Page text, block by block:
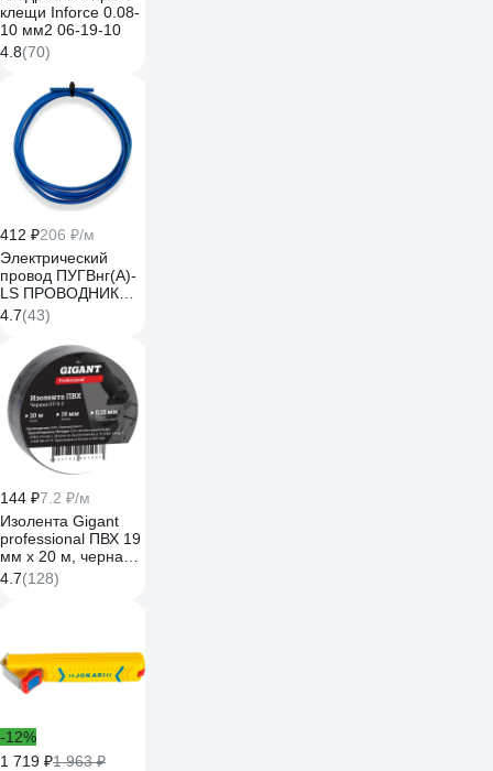
клещи Inforce 0.08-
10 мм2 06-19-10
4.8(70)
412 ₽206 ₽/м
Электрический
провод ПУГВнг(А)-
LS ПРОВОДНИК
1x6 мм2 синий, 2м
OZ250036L2
4.7(43)
144 ₽7.2 ₽/м
Изолента Gigant
professional ПВХ 19
мм х 20 м, черная
GT-0-3
4.7(128)
-12%
1 719 ₽1 963 ₽